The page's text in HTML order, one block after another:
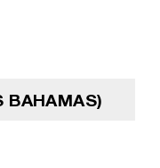
BAHAMAS)